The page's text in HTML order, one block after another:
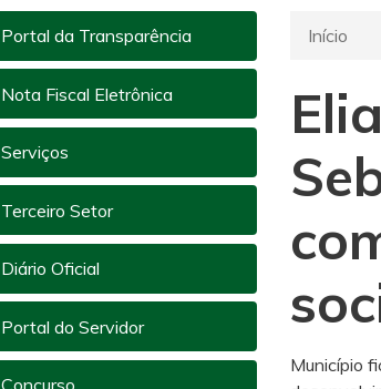
Portal da Transparência
Nota Fiscal Eletrônica
Serviços
Terceiro Setor
Diário Oficial
Portal do Servidor
Início
Município